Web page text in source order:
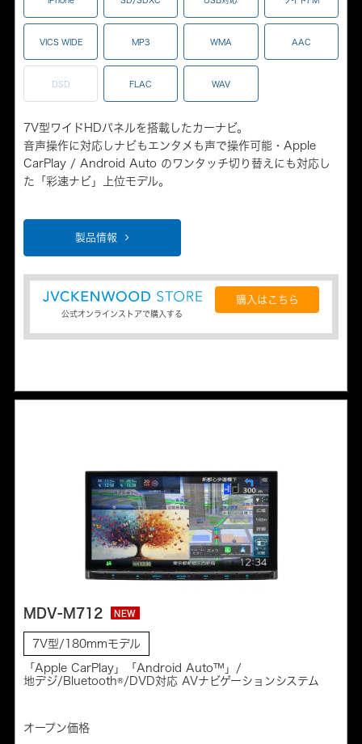
VICS WIDE MP3 WMA AAC
DSD FLAC WAV
7V型ワイドHDパネルを搭載したカーナビ。
音声操作に対応しナビもエンタメも声で操作可能・Apple
CarPlay / Android Auto のワンタッチ切り替えにも対応し
た「彩速ナビ」上位モデル。
製品情報
公式オンラインストアで購入する
購入はこちら
MDV-M712 NEW
7V型/180mmモデル
「Apple CarPlay」「Android Auto™」/
地デジ/Bluetooth®/DVD対応 AVナビゲーションシステム
オープン価格